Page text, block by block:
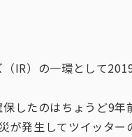
IR）の一環として
保したのはちょうど9
が発生してツイッタ